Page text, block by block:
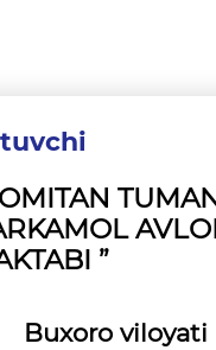
”
Buxoro viloyati